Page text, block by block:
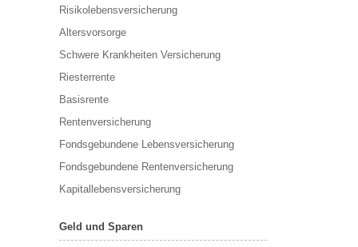
Risikolebensversicherung
Altersvorsorge
Schwere Krankheiten Versicherung
Riesterrente
Basisrente
Rentenversicherung
Fondsgebundene Lebensversicherung
Fondsgebundene Rentenversicherung
Kapitallebensversicherung
Geld und Sparen